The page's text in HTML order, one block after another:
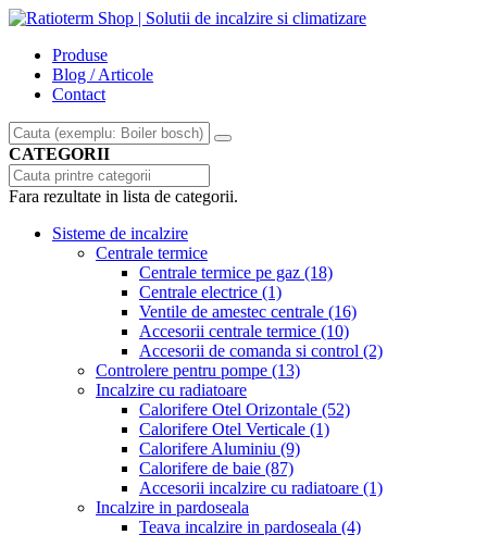
Produse
Blog / Articole
Contact
CATEGORII
Fara rezultate in lista de categorii.
Sisteme de incalzire
Centrale termice
Centrale termice pe gaz (18)
Centrale electrice (1)
Ventile de amestec centrale (16)
Accesorii centrale termice (10)
Accesorii de comanda si control (2)
Controlere pentru pompe (13)
Incalzire cu radiatoare
Calorifere Otel Orizontale (52)
Calorifere Otel Verticale (1)
Calorifere Aluminiu (9)
Calorifere de baie (87)
Accesorii incalzire cu radiatoare (1)
Incalzire in pardoseala
Teava incalzire in pardoseala (4)